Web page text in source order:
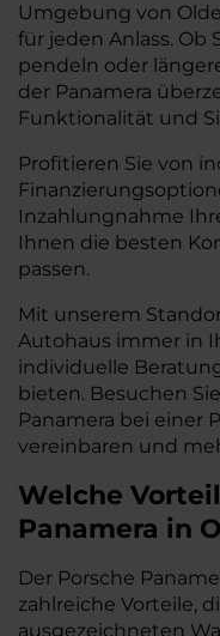
Umgebung von
für jeden Anlass.
pendeln oder
der Panamera
Funktionalität und
Profitieren Sie von
Inzahlungnahme
Ihnen die besten
passen.
Mit unserem
Autohaus immer in
individuelle
bieten. Besuchen
Panamera bei einer
vereinbaren und
Welche
Panamera in
Der Porsche
zahlreiche Vorteile,
ausgezeichneten